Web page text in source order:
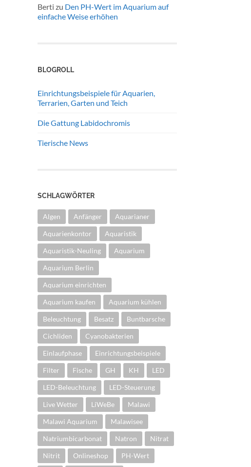
Berti zu Den PH-Wert im Aquarium auf
einfache Weise erhöhen
BLOGROLL
Einrichtungsbeispiele für Aquarien,
Terrarien, Garten und Teich
Die Gattung Labidochromis
Tierische News
SCHLAGWÖRTER
Algen Anfänger Aquarianer
Aquarienkontor Aquaristik
Aquaristik-Neuling Aquarium
Aquarium Berlin
Aquarium einrichten
Aquarium kaufen Aquarium kühlen
Beleuchtung Besatz Buntbarsche
Cichliden Cyanobakterien
Einlaufphase Einrichtungsbeispiele
Filter Fische GH KH LED
LED-Beleuchtung LED-Steuerung
Live Wetter LiWeBe Malawi
Malawi Aquarium Malawisee
Natriumbicarbonat Natron Nitrat
Nitrit Onlineshop PH-Wert